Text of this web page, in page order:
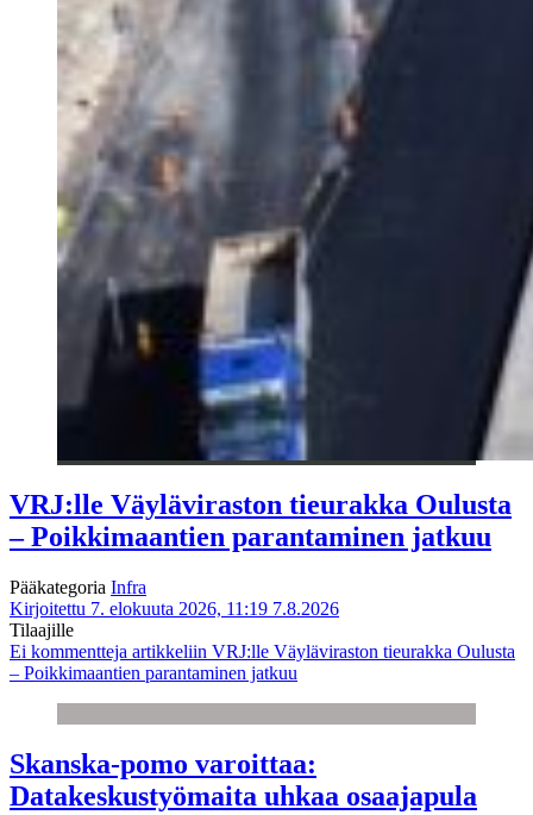
VRJ:lle Väyläviraston tieurakka Oulusta
– Poikkimaantien parantaminen jatkuu
Pääkategoria Infra
Kirjoitettu 7. elokuuta 2026, 11:19 7.8.2026
Tilaajille
Ei kommentteja artikkeliin VRJ:lle Väyläviraston tieurakka Oulusta
– Poikkimaantien parantaminen jatkuu
Skanska-pomo varoittaa:
Datakeskustyömaita uhkaa osaajapula